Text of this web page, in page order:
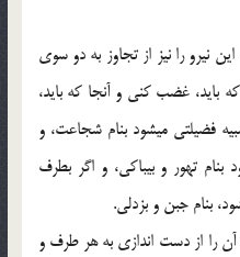
نيرو را نيز از تجاوز به دو سوي
بايد، غضب كني و آنجا كه بايد،
فضيلتي ميشود بنام شجاعت، و
بنام تهور و بيباكي، و اگر بطرف
بنام جبن و بزدلي.
را از دست اندازي به هر طرف و